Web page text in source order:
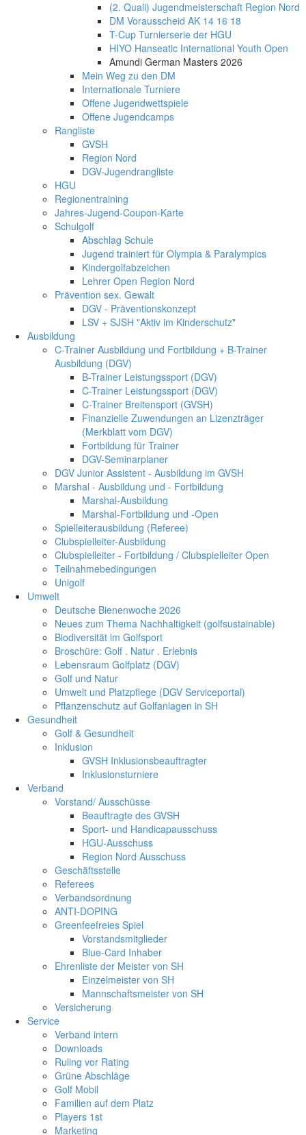
(2. Quali) Jugendmeisterschaft Region Nord
DM Vorausscheid AK 14 16 18
T-Cup Turnierserie der HGU
HIYO Hanseatic International Youth Open
Amundi German Masters 2026
Mein Weg zu den DM
Internationale Turniere
Offene Jugendwettspiele
Offene Jugendcamps
Rangliste
GVSH
Region Nord
DGV-Jugendrangliste
HGU
Regionentraining
Jahres-Jugend-Coupon-Karte
Schulgolf
Abschlag Schule
Jugend trainiert für Olympia & Paralympics
Kindergolfabzeichen
Lehrer Open Region Nord
Prävention sex. Gewalt
DGV - Präventionskonzept
LSV + SJSH "Aktiv im Kinderschutz"
Ausbildung
C-Trainer Ausbildung und Fortbildung + B-Trainer
Ausbildung (DGV)
B-Trainer Leistungssport (DGV)
C-Trainer Leistungssport (DGV)
C-Trainer Breitensport (GVSH)
Finanzielle Zuwendungen an Lizenzträger
(Merkblatt vom DGV)
Fortbildung für Trainer
DGV-Seminarplaner
DGV Junior Assistent - Ausbildung im GVSH
Marshal - Ausbildung und - Fortbildung
Marshal-Ausbildung
Marshal-Fortbildung und -Open
Spielleiterausbildung (Referee)
Clubspielleiter-Ausbildung
Clubspielleiter - Fortbildung / Clubspielleiter Open
Teilnahmebedingungen
Unigolf
Umwelt
Deutsche Bienenwoche 2026
Neues zum Thema Nachhaltigkeit (golfsustainable)
Biodiversität im Golfsport
Broschüre: Golf . Natur . Erlebnis
Lebensraum Golfplatz (DGV)
Golf und Natur
Umwelt und Platzpflege (DGV Serviceportal)
Pflanzenschutz auf Golfanlagen in SH
Gesundheit
Golf & Gesundheit
Inklusion
GVSH Inklusionsbeauftragter
Inklusionsturniere
Verband
Vorstand/ Ausschüsse
Beauftragte des GVSH
Sport- und Handicapausschuss
HGU-Ausschuss
Region Nord Ausschuss
Geschäftsstelle
Referees
Verbandsordnung
ANTI-DOPING
Greenfeefreies Spiel
Vorstandsmitglieder
Blue-Card Inhaber
Ehrenliste der Meister von SH
Einzelmeister von SH
Mannschaftsmeister von SH
Versicherung
Service
Verband intern
Downloads
Ruling vor Rating
Grüne Abschläge
Golf Mobil
Familien auf dem Platz
Players 1st
Marketing